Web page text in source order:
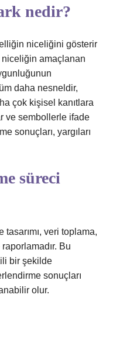
nedir?
niceliğini gösterir
amaçlanan
daha nesneldir,
çok kişisel kanıtlara
ve sembollerle ifade
sonuçları, yargıları
süreci
veri toplama,
Bu
bir şekilde
sonuçları
olur.